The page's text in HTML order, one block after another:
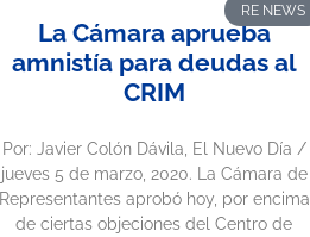
RE NEWS
La Cámara aprueba
amnistía para deudas al
CRIM
Por: Javier Colón Dávila, El Nuevo Día /
jueves 5 de marzo, 2020. La Cámara de
Representantes aprobó hoy, por encima
de ciertas objeciones del Centro de